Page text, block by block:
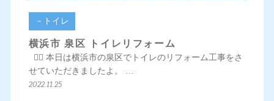
－トイレ
横浜市 泉区 トイレリフォーム
💁‍♀️ 本日は横浜市の泉区でトイレのリフォーム工事をさ
せていただきましたよ。 …
2022.11.25